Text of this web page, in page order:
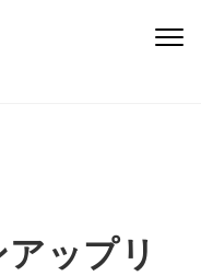
ップリ